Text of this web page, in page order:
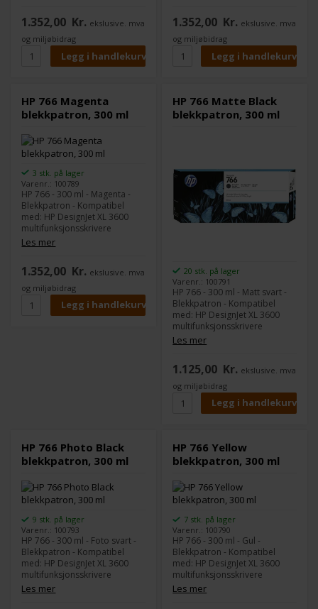
1.352,00 Kr. ekslusive. mva
og miljøbidrag
1.352,00 Kr. ekslusive. mva
og miljøbidrag
HP 766 Magenta
blekkpatron, 300 ml
3 stk. på lager
Varenr.: 100789
HP 766 - 300 ml - Magenta -
Blekkpatron - Kompatibel
med: HP DesignJet XL 3600
multifunksjonsskrivere
Les mer
1.352,00 Kr. ekslusive. mva
og miljøbidrag
HP 766 Matte Black
blekkpatron, 300 ml
20 stk. på lager
Varenr.: 100791
HP 766 - 300 ml - Matt svart -
Blekkpatron - Kompatibel
med: HP DesignJet XL 3600
multifunksjonsskrivere
Les mer
1.125,00 Kr. ekslusive. mva
og miljøbidrag
HP 766 Photo Black
blekkpatron, 300 ml
9 stk. på lager
Varenr.: 100793
HP 766 - 300 ml - Foto svart -
Blekkpatron - Kompatibel
med: HP DesignJet XL 3600
multifunksjonsskrivere
Les mer
HP 766 Yellow
blekkpatron, 300 ml
7 stk. på lager
Varenr.: 100790
HP 766 - 300 ml - Gul -
Blekkpatron - Kompatibel
med: HP DesignJet XL 3600
multifunksjonsskrivere
Les mer